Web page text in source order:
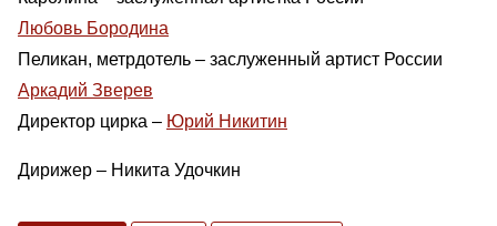
Любовь Бородина
Пеликан, метрдотель – заслуженный артист России
Аркадий Зверев
Директор цирка – Юрий Никитин
Дирижер – Никита Удочкин